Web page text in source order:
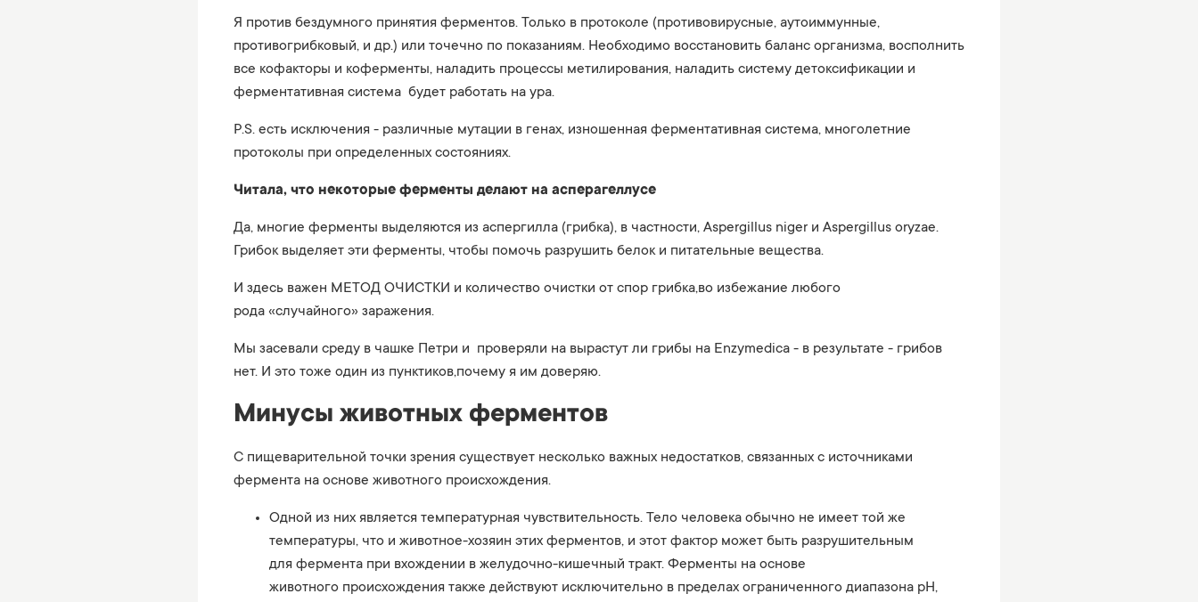
Я против бездумного принятия ферментов. Только в протоколе (противовирусные, аутоиммунные,
противогрибковый, и др.) или точечно по показаниям. Необходимо восстановить баланс организма, восполнить
все кофакторы и коферменты, наладить процессы метилирования, наладить систему детоксификации и
ферментативная система будет работать на ура.
P.S. есть исключения - различные мутации в генах, изношенная ферментативная система, многолетние
протоколы при определенных состояниях.
Читала, что некоторые ферменты делают на асперагеллусе
Да, многие ферменты выделяются из аспергилла (грибка), в частности, Aspergillus niger и Aspergillus oryzae.
Грибок выделяет эти ферменты, чтобы помочь разрушить белок и питательные вещества.
И здесь важен МЕТОД ОЧИСТКИ и количество очистки от спор грибка,во избежание любого
рода «случайного» заражения.
Мы засевали среду в чашке Петри и проверяли на вырастут ли грибы на Enzymedica - в результате - грибов
нет. И это тоже один из пунктиков,почему я им доверяю.
Минусы животных ферментов
С пищеварительной точки зрения существует несколько важных недостатков, связанных с источниками
фермента на основе животного происхождения.
Одной из них является температурная чувствительность. Тело человека обычно не имеет той же
температуры, что и животное-хозяин этих ферментов, и этот фактор может быть разрушительным
для фермента при вхождении в желудочно-кишечный тракт. Ферменты на основе
животного происхождения также действуют исключительно в пределах ограниченного диапазона pH,